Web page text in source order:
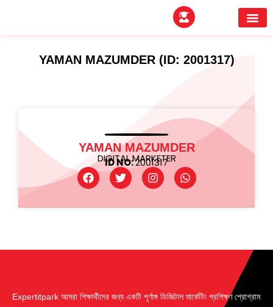
YAMAN MAZUMDER (ID: 2001317)
YAMAN MAZUMDER
DIGITAL MARKETER
ID NO:2001317
Expertitpark আমরা শিক্ষার্থীদের জন্য একটি পূর্ণাঙ্গ ডিজিটাল মার্কেটিং প্রশিক্ষণ প্রোগ্রাম